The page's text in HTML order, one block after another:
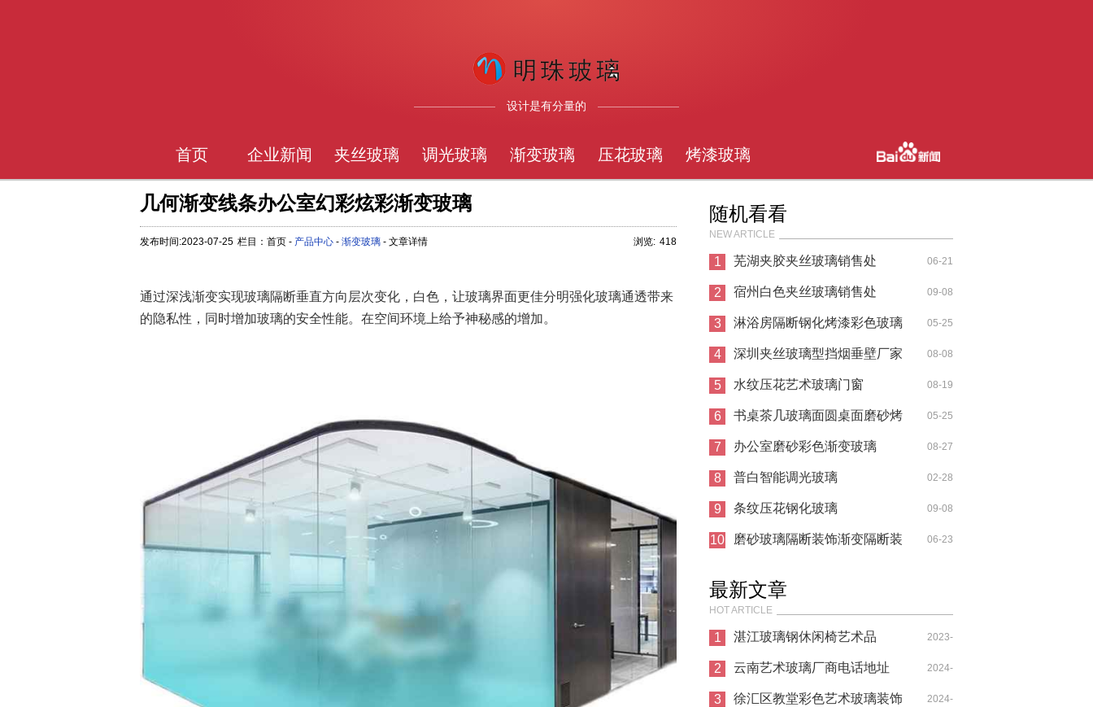
设计是有分量的
首页 企业新闻 夹丝玻璃 调光玻璃 渐变玻璃 压花玻璃 烤漆玻璃
几何渐变线条办公室幻彩炫彩渐变玻璃
发布时间:2023-07-25 栏目：首页 - 产品中心 - 渐变玻璃 - 文章详情 浏览: 418
通过深浅渐变实现玻璃隔断垂直方向层次变化，白色，让玻璃界面更佳分明强化玻璃通透带来
的隐私性，同时增加玻璃的安全性能。在空间环境上给予神秘感的增加。
随机看看
NEW ARTICLE
1 芜湖夹胶夹丝玻璃销售处 06-21
2 宿州白色夹丝玻璃销售处 09-08
3 淋浴房隔断钢化烤漆彩色玻璃 05-25
4 深圳夹丝玻璃型挡烟垂壁厂家
直销
08-08
5 水纹压花艺术玻璃门窗 08-19
6 书桌茶几玻璃面圆桌面磨砂烤
漆玻璃
05-25
7 办公室磨砂彩色渐变玻璃 08-27
8 普白智能调光玻璃 02-28
9 条纹压花钢化玻璃 09-08
10 磨砂玻璃隔断装饰渐变隔断装 06-23
最新文章
HOT ARTICLE
1 湛江玻璃钢休闲椅艺术品 2023-
06-06
2 云南艺术玻璃厂商电话地址 2024-
02-22
3 徐汇区教堂彩色艺术玻璃装饰 2024-